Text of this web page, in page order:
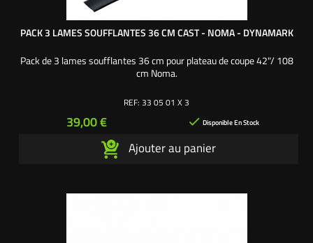
PACK 3 LAMES SOUFFLANTES 36 CM CAST - NOMA - DYNAMARK
Pack de 3 lames soufflantes 36 cm pour plateau de coupe 42"/ 108
cm Noma.
REF: 33 05 01 X 3
Prix
39,00 €  Disponible En Stock
Ajouter au panier